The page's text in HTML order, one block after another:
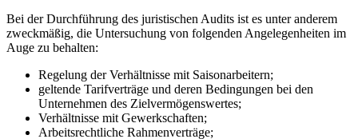
Bei der Durchführung des juristischen Audits ist es unter anderem
zweckmäßig, die Untersuchung von folgenden Angelegenheiten im
Auge zu behalten:
Regelung der Verhältnisse mit Saisonarbeitern;
geltende Tarifverträge und deren Bedingungen bei den
Unternehmen des Zielvermögenswertes;
Verhältnisse mit Gewerkschaften;
Arbeitsrechtliche Rahmenverträge;